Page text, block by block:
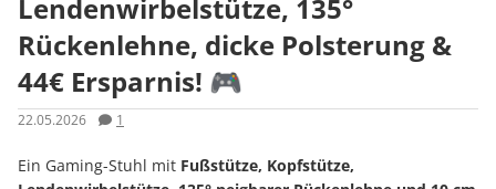
Lendenwirbelstütze, 135°
Rückenlehne, dicke Polsterung &
44€ Ersparnis! 🎮
22.05.2026 1
Ein Gaming-Stuhl mit Fußstütze, Kopfstütze,